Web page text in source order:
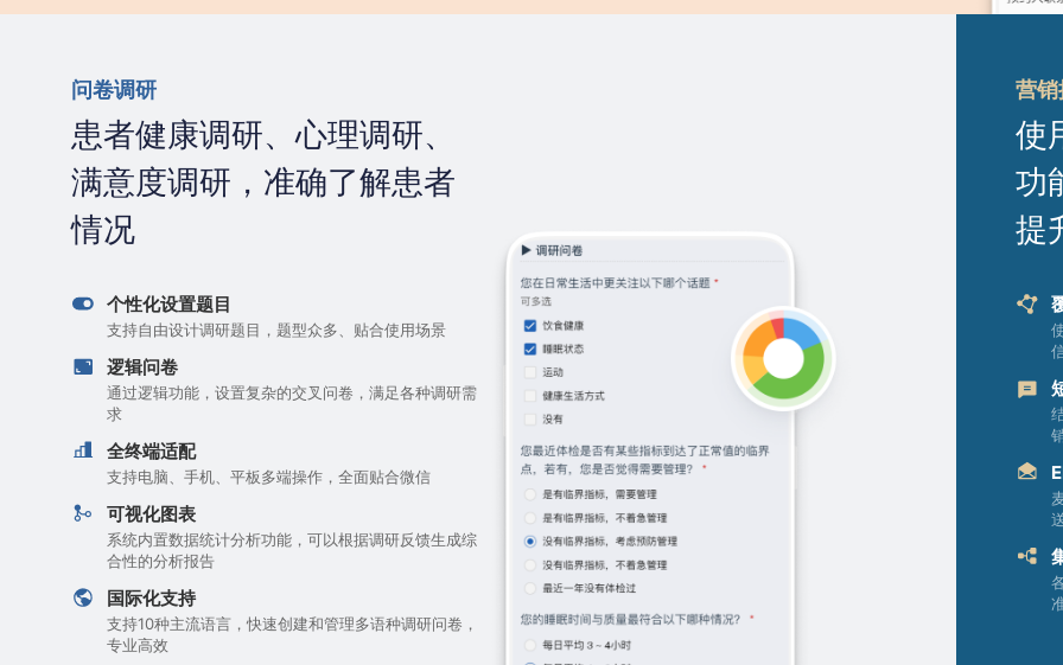
问卷调研
患者健康调研、心理调研、
满意度调研，准确了解患者
情况
个性化设置题目
支持自由设计调研题目，题型众多、贴合使用场景
逻辑问卷
通过逻辑功能，设置复杂的交叉问卷，满足各种调研需
求
全终端适配
支持电脑、手机、平板多端操作，全面贴合微信
可视化图表
系统内置数据统计分析功能，可以根据调研反馈生成综
合性的分析报告
国际化支持
支持10种主流语言，快速创建和管理多语种调研问卷，
专业高效
营
使
功
提